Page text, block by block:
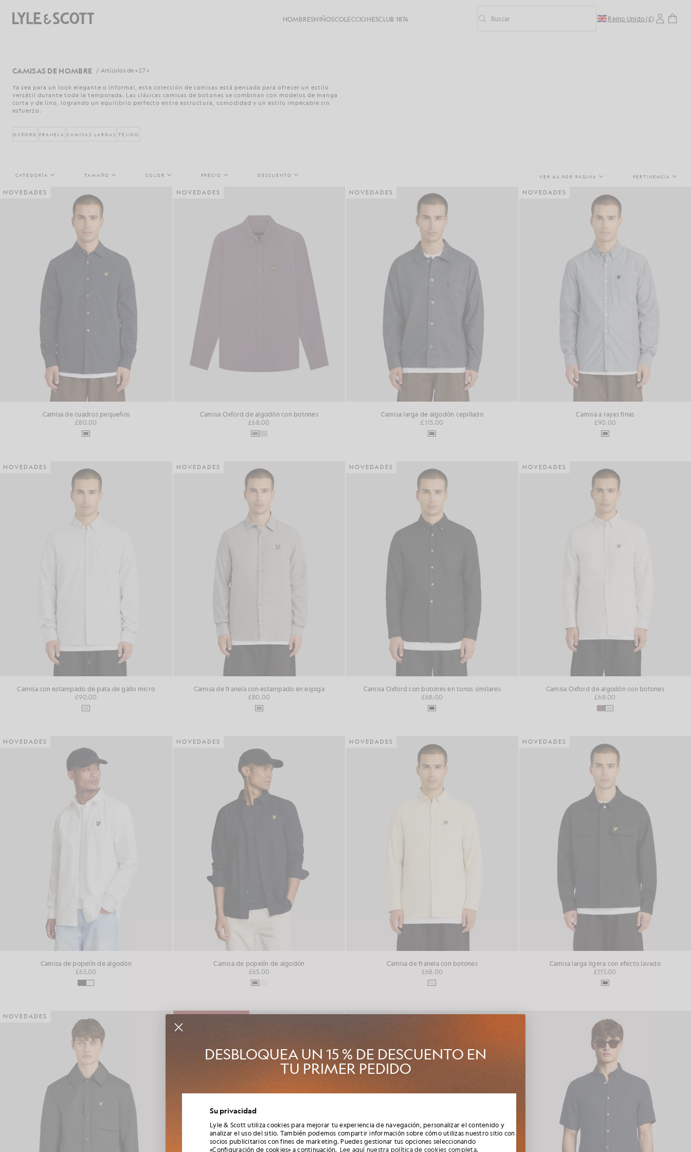
HOMBRESNIÑOSCOLECCIONESCLUB 1874 Activar/desactivar la búsqueda predictiva
Buscar Buscar Reino Unido (£)
CAMISAS DE HOMBRE / Artículos de « 27 »
Ya sea para un look elegante o informal, esta colección de camisas está pensada para ofrecer un estilo
versátil durante toda la temporada. Las clásicas camisas de botones se combinan con modelos de manga
corta y de lino, logrando un equilibrio perfecto entre estructura, comodidad y un estilo impecable sin
esfuerzo.
OXFORD FRANELA CAMISAS LARGAS TEJIDO
CATEGORÍA TAMAÑO COLOR PRECIO DESCUENTO VER 64 POR PÁGINA PERTINENCIA
NOVEDADES
Camisa de cuadros pequeños
£80.00
NOVEDADES
Camisa Oxford de algodón con botones
£68.00
NOVEDADES
Camisa larga de algodón cepillado
£115.00
NOVEDADES
Camisa a rayas finas
£90.00
NOVEDADES
Camisa con estampado de pata de gallo micro
£90.00
NOVEDADES
Camisa de franela con estampado en espiga
£80.00
NOVEDADES
Camisa Oxford con botones en tonos similares
£68.00
NOVEDADES
Camisa Oxford de algodón con botones
£68.00
NOVEDADES
Camisa de popelín de algodón
£65.00
NOVEDADES
Camisa de popelín de algodón
£65.00
NOVEDADES
Camisa de franela con botones
£68.00
NOVEDADES
Camisa larga ligera con efecto lavado
£115.00
NOVEDADES 50% DE DESCUENTO
Su privacidad
Lyle & Scott utiliza cookies para mejorar tu experiencia de navegación, personalizar el contenido y
analizar el uso del sitio. También podemos compartir información sobre cómo utilizas nuestro sitio con
socios publicitarios con fines de marketing. Puedes gestionar tus opciones seleccionando
«Configuración de cookies» a continuación. Lee aquí nuestra política de cookies completa.
DESBLOQUEA UN 15 % DE DESCUENTO EN
TU PRIMER PEDIDO
temporada, las colaboraciones y las rebajas de temporada exclusivas para socios,
además de conseguir un código de bienvenida único del 15 %.